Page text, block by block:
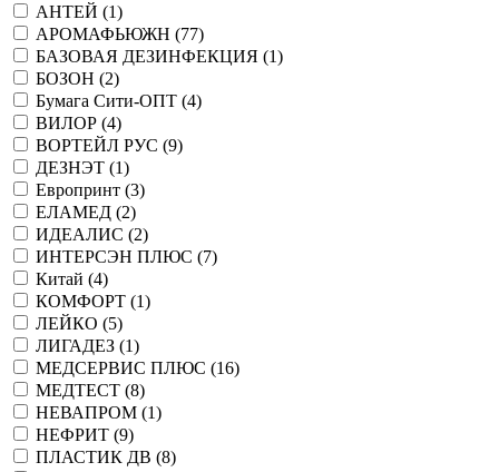
АНТЕЙ (1)
АРОМАФЬЮЖН (77)
БАЗОВАЯ ДЕЗИНФЕКЦИЯ (1)
БОЗОН (2)
Бумага Сити-ОПТ (4)
ВИЛОР (4)
ВОРТЕЙЛ РУС (9)
ДЕЗНЭТ (1)
Европринт (3)
ЕЛАМЕД (2)
ИДЕАЛИС (2)
ИНТЕРСЭН ПЛЮС (7)
Китай (4)
КОМФОРТ (1)
ЛЕЙКО (5)
ЛИГАДЕЗ (1)
МЕДСЕРВИС ПЛЮС (16)
МЕДТЕСТ (8)
НЕВАПРОМ (1)
НЕФРИТ (9)
ПЛАСТИК ДВ (8)